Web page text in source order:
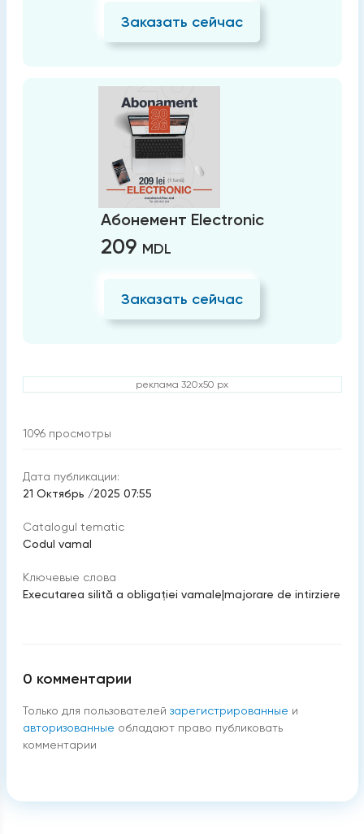
Заказать сейчас
Абонемент Electronic
209 MDL
Заказать сейчас
реклама 320x50 px
1096 просмотры
Дата публикации:
21 Октябрь /2025 07:55
Catalogul tematic
Codul vamal
Ключевые слова
Executarea silită a obligației vamale|majorare de intirziere
0 комментарии
Только для пользователей зарегистрированные и
авторизованные обладают право публиковать
комментарии